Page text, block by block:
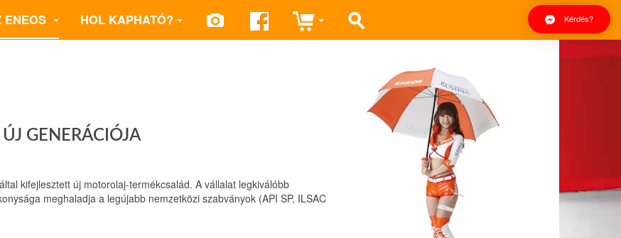
Kérdés?
ENEOS HOL KAPHATÓ?
GENERÁCIÓJA
kifejlesztett új motorolaj-termékcsalád. A vállalat legkiválóbb
meghaladja a legújabb nemzetközi szabványok (API SP, ILSAC